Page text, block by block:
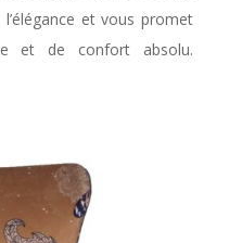
et vous promet
et de confort absolu.